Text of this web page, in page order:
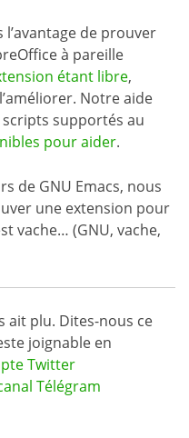
de prouver
à pareille
étant libre,
Notre aide
supportés au
pour aider.
de GNU Emacs, nous
une extension pour
vache… (GNU, vache,
ait plu. Dites-nous ce
joignable en
Twitter
Télégram